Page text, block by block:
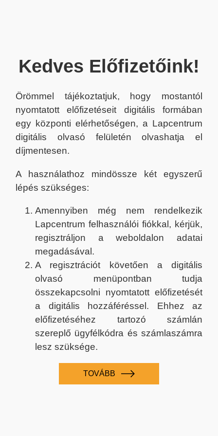
Kedves Előfizetőink!
Örömmel tájékoztatjuk, hogy mostantól
nyomtatott előfizetéseit digitális formában
egy központi elérhetőségen, a Lapcentrum
digitális olvasó felületén olvashatja el
díjmentesen.
A használathoz mindössze két egyszerű
lépés szükséges:
Amennyiben még nem rendelkezik
Lapcentrum felhasználói fiókkal, kérjük,
regisztráljon a weboldalon adatai
megadásával.
A regisztrációt követően a digitális
olvasó menüpontban tudja
összekapcsolni nyomtatott előfizetését
a digitális hozzáféréssel. Ehhez az
előfizetéséhez tartozó számlán
szereplő ügyfélkódra és számlaszámra
lesz szüksége.
TOVÁBB